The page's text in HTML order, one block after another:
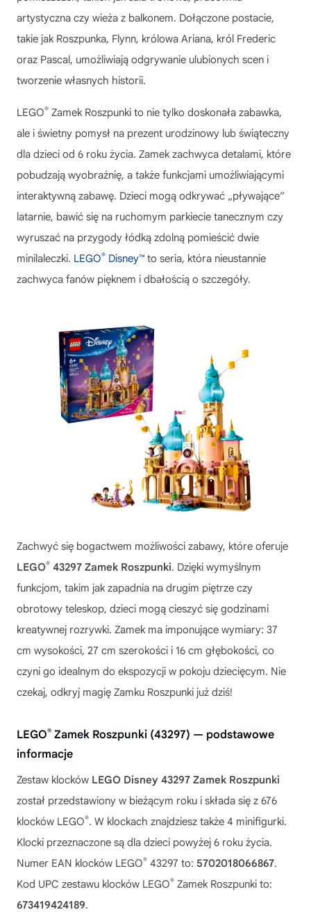
artystyczna czy wieża z balkonem. Dołączone postacie,
takie jak Roszpunka, Flynn, królowa Ariana, król Frederic
oraz Pascal, umożliwiają odgrywanie ulubionych scen i
tworzenie własnych historii.
LEGO® Zamek Roszpunki to nie tylko doskonała zabawka,
ale i świetny pomysł na prezent urodzinowy lub świąteczny
dla dzieci od 6 roku życia. Zamek zachwyca detalami, które
pobudzają wyobraźnię, a także funkcjami umożliwiającymi
interaktywną zabawę. Dzieci mogą odkrywać „pływające”
latarnie, bawić się na ruchomym parkiecie tanecznym czy
wyruszać na przygody łódką zdolną pomieścić dwie
minilaleczki. LEGO® Disney™ to seria, która nieustannie
zachwyca fanów pięknem i dbałością o szczegóły.
Zachwyć się bogactwem możliwości zabawy, które oferuje
LEGO® 43297 Zamek Roszpunki. Dzięki wymyślnym
funkcjom, takim jak zapadnia na drugim piętrze czy
obrotowy teleskop, dzieci mogą cieszyć się godzinami
kreatywnej rozrywki. Zamek ma imponujące wymiary: 37
cm wysokości, 27 cm szerokości i 16 cm głębokości, co
czyni go idealnym do ekspozycji w pokoju dziecięcym. Nie
czekaj, odkryj magię Zamku Roszpunki już dziś!
LEGO® Zamek Roszpunki (43297) — podstawowe
informacje
Zestaw klocków LEGO Disney 43297 Zamek Roszpunki
został przedstawiony w bieżącym roku i składa się z 676
klocków LEGO®. W klockach znajdziesz także 4 minifigurki.
Klocki przeznaczone są dla dzieci powyżej 6 roku życia.
Numer EAN klocków LEGO® 43297 to: 5702018066867.
Kod UPC zestawu klocków LEGO® Zamek Roszpunki to:
673419424189.